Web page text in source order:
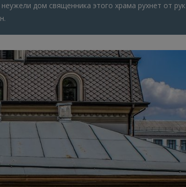
дом священника этого храма рухнет от рук